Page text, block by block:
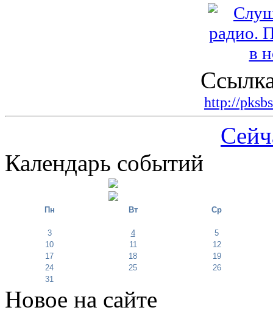
http://
Календарь событий
Пн Вт Ср
3 4
5
10
11
12
17
18
19
24
25
26
31
Новое на сайте